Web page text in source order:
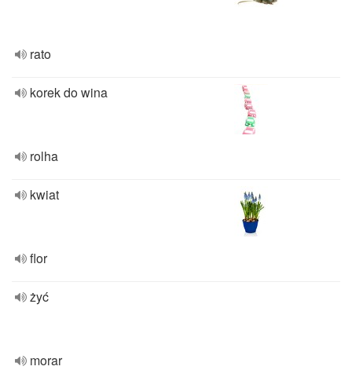
rato
korek do wina
rolha
kwiat
flor
żyć
morar